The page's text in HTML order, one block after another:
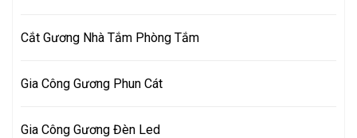
Cắt Gương Nhà Tắm Phòng Tắm
Gia Công Gương Phun Cát
Gia Công Gương Đèn Led